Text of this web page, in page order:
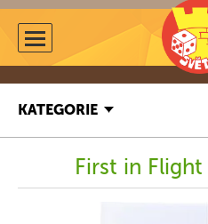
KATEGORIE
First in